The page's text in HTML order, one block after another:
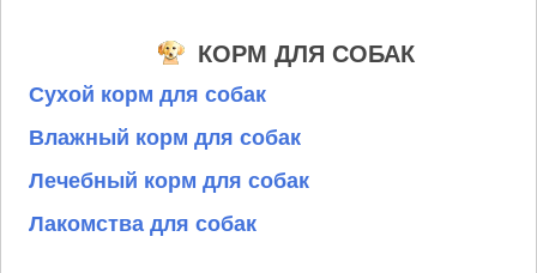
КОРМ ДЛЯ СОБАК
Сухой корм для собак
Влажный корм для собак
Лечебный корм для собак
Лакомства для собак